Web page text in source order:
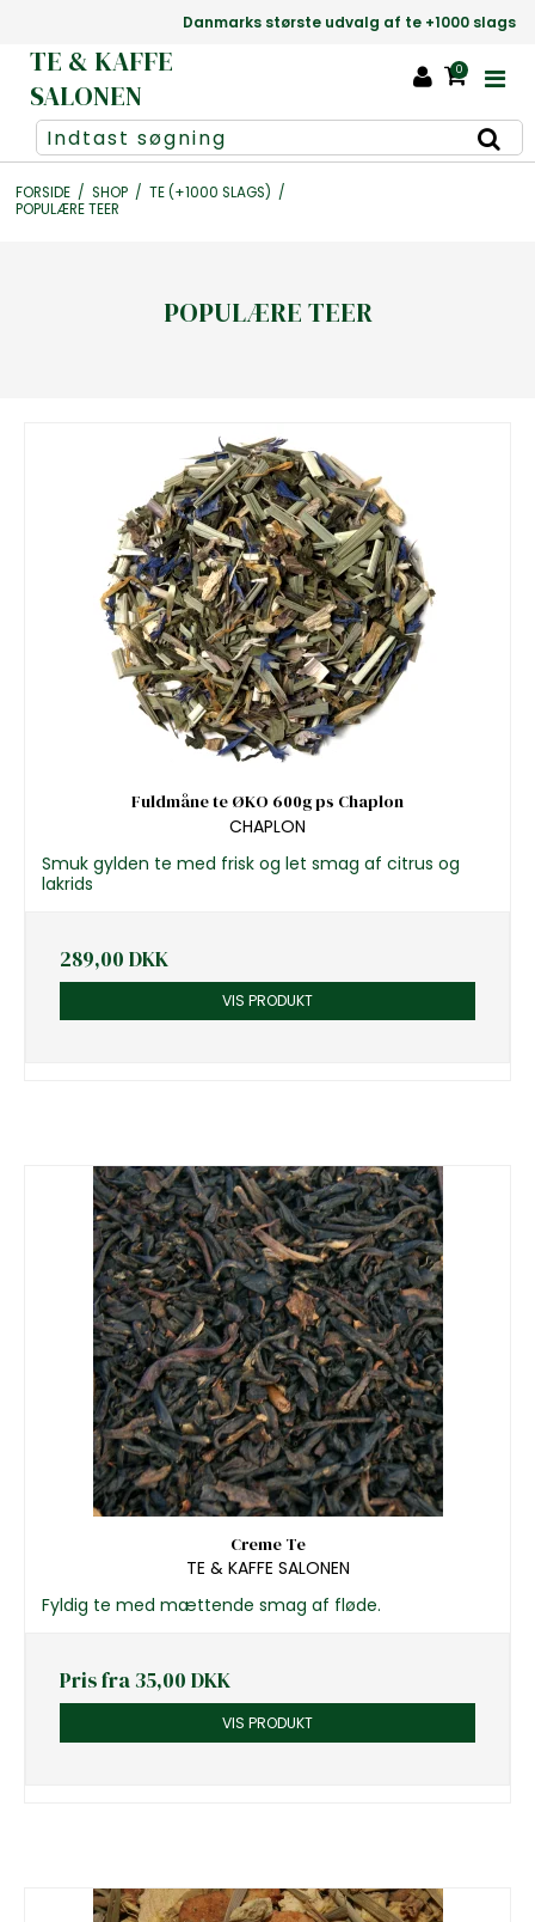
Danmarks største udvalg af te +1000 slags
TE & KAFFE
SALONEN
0
FORSIDE / SHOP / TE (+1000 SLAGS) /
POPULÆRE TEER
POPULÆRE TEER
Fuldmåne te ØKO 600g ps Chaplon
CHAPLON
Smuk gylden te med frisk og let smag af citrus og
lakrids
289,00 DKK
VIS PRODUKT
Creme Te
TE & KAFFE SALONEN
Fyldig te med mættende smag af fløde.
Pris fra35,00 DKK
VIS PRODUKT